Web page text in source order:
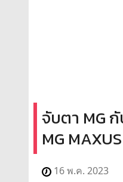
จับตา MG
MG
16 พ.ค. 2023